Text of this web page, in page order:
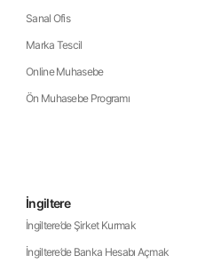
Sanal Ofis
Marka Tescil
Online Muhasebe
Ön Muhasebe Programı
İngiltere
İngiltere’de Şirket Kurmak
İngiltere’de Banka Hesabı Açmak